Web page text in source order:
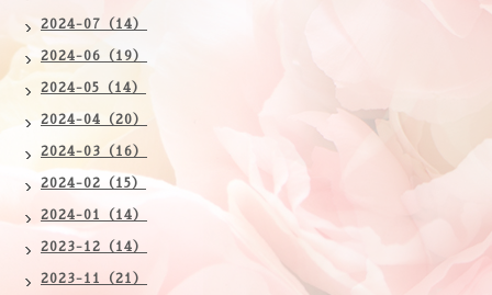
2024-07（14）
2024-06（19）
2024-05（14）
2024-04（20）
2024-03（16）
2024-02（15）
2024-01（14）
2023-12（14）
2023-11（21）